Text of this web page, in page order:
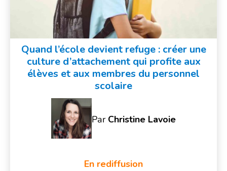
Quand l’école devient refuge : créer une
culture d’attachement qui profite aux
élèves et aux membres du personnel
scolaire
Par Christine Lavoie
En rediffusion